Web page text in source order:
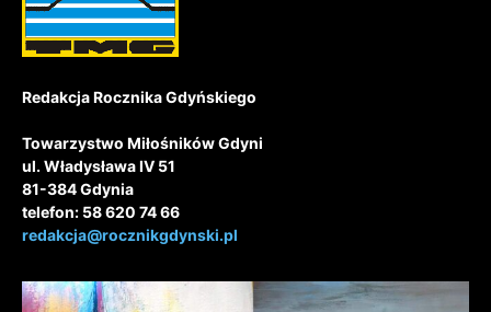
Redakcja Rocznika Gdyńskiego
Towarzystwo Miłośników Gdyni
ul. Władysława IV 51
81-384 Gdynia
telefon: 58 620 74 66
redakcja@rocznikgdynski.pl